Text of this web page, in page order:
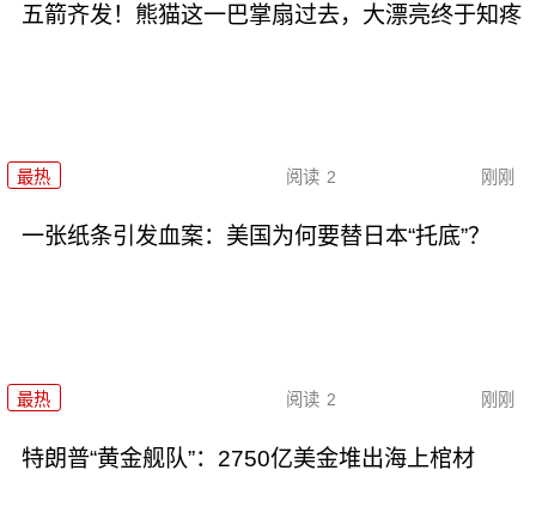
五箭齐发！熊猫这一巴掌扇过去，大漂亮终于知疼
最热 阅读 2 刚刚
一张纸条引发血案：美国为何要替日本“托底”？
最热 阅读 2 刚刚
特朗普“黄金舰队”：2750亿美金堆出海上棺材